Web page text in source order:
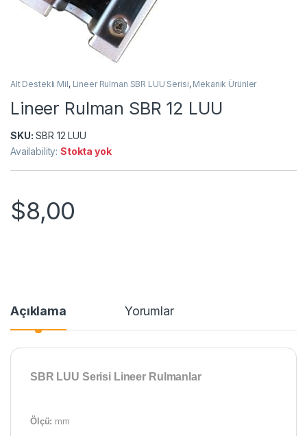
Alt Destekli Mil, Lineer Rulman SBR LUU Serisi, Mekanik Ürünler
Lineer Rulman SBR 12 LUU
SKU: SBR 12 LUU
Availability:Stokta yok
$8,00
Açıklama Yorumlar
SBR LUU Serisi Lineer Rulmanlar
Ölçü: mm